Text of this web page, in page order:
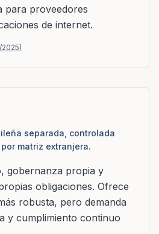
para proveedores
de internet.
2025)
separada, controlada
matriz extranjera.
gobernanza propia y
obligaciones. Ofrece
robusta, pero demanda
y cumplimiento continuo